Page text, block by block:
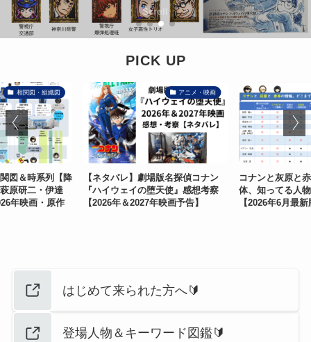
Scroll
PICK UP
相関図・組織図
図＆時系列【降
原研二・伊達
年映画・原作
アニメ・映画
【ネタバレ】劇場版名探偵コナン
『ハイウェイの堕天使』感想考察
【2026年＆2027年映画予告】
コナンと灰原と
体、知ってる人
【2026年6月最
はじめて来られた方へ🔰
登場人物＆キーワード図鑑🔰